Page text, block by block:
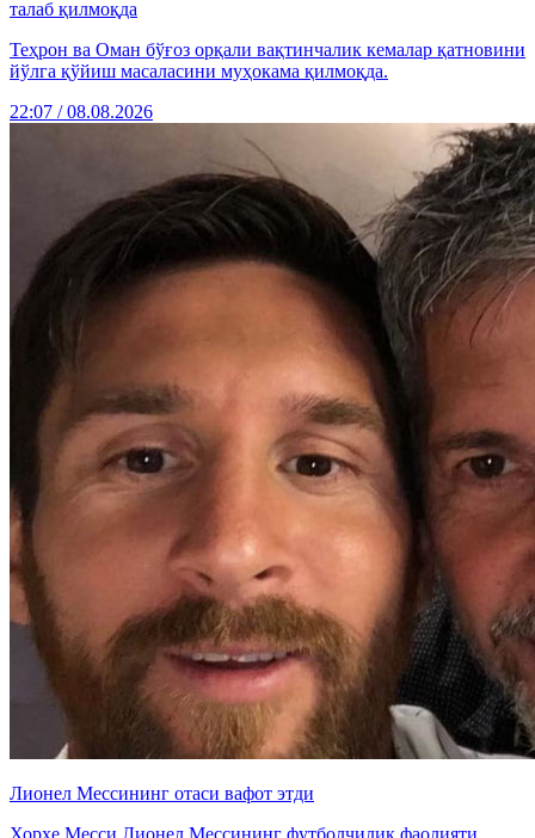
талаб қилмоқда
Теҳрон ва Оман бўғоз орқали вақтинчалик кемалар қатновини
йўлга қўйиш масаласини муҳокама қилмоқда.
22:07 / 08.08.2026
Лионел Мессининг отаси вафот этди